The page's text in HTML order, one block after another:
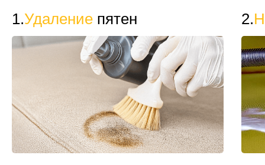
1.Удаление пятен 2.